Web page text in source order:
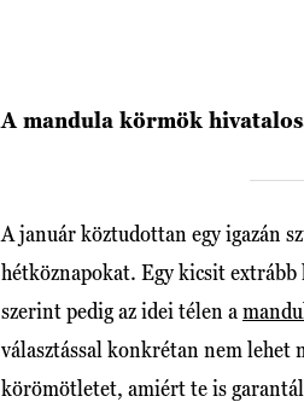
A mandula körmök
A január köztudottan egy igazán
hétköznapokat. Egy kicsit
szerint pedig az idei télen a
választással konkrétan nem
körömötletet, amiért te is